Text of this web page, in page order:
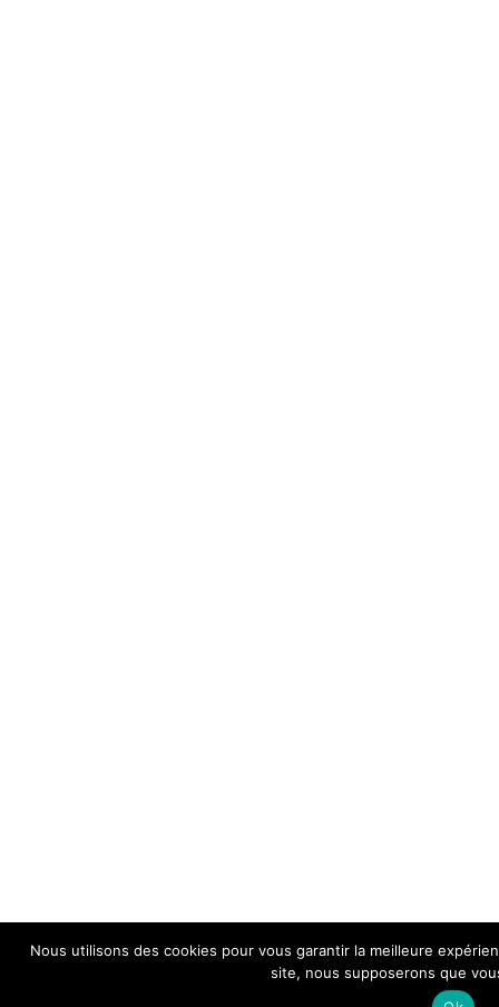
Nous utilisons des cookies pour vous garantir la meilleure
site, nous supposerons que